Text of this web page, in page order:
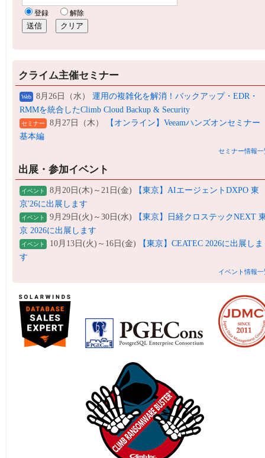
クライム主催セミナー
Web 8月26日（水） 運用の複雑化を解消！バックアップ・EDR・
RMMを統合したClimb Cloud Backup & Security
セミナー 8月27日（木）
【オンライン】Veeamハンズオンセミナー
基本編
セミナー情報一
出展・参加イベント
イベント 8月20日(木)～21日(金)
【東京】AIエージェントDXPO 東
京'26に出展します
イベント 9月29日(火)～30日(水)
【東京】日経クロステックNEXT
京 2026に出展します
イベント 10月13日(火)～16日(金)
【東京】CEATEC 2026に出展しま
す
イベント情報一